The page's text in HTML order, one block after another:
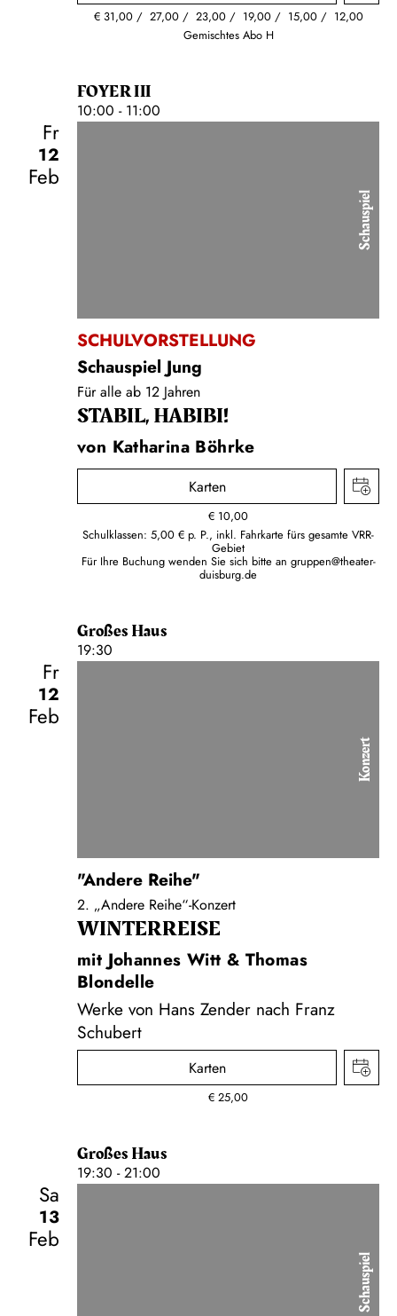
€ 31,00 27,00 23,00 19,00 15,00
12,00
Gemischtes Abo H
FOYER III
10:00 - 11:00
Fr
12
Feb
Schauspiel
SCHULVORSTELLUNG
Schauspiel Jung
Für alle ab 12 Jahren
STABIL, HABIBI!
von Katharina Böhrke
Karten
€ 10,00
Schulklassen: 5,00 € p. P., inkl. Fahrkarte fürs gesamte VRR-
Gebiet
Für Ihre Buchung wenden Sie sich bitte an gruppen@theater-
duisburg.de
Großes Haus
19:30
Fr
12
Feb
Konzert
"Andere Reihe"
2. „Andere Reihe“-Konzert
WINTER­REISE
mit Johannes Witt & Thomas
Blondelle
Werke von Hans Zender nach Franz
Schubert
Karten
€ 25,00
Großes Haus
19:30 - 21:00
Sa
13
Feb
Schauspiel